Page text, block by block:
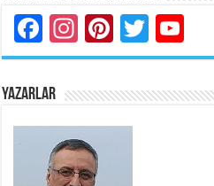
Facebook
Instagram
Pinterest
YAZARLAR